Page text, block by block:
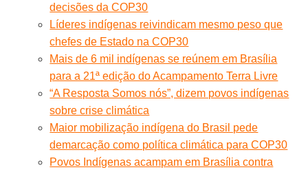
decisões da COP30
Líderes indígenas reivindicam mesmo peso que
chefes de Estado na COP30
Mais de 6 mil indígenas se reúnem em Brasília
para a 21ª edição do Acampamento Terra Livre
“A Resposta Somos nós”, dizem povos indígenas
sobre crise climática
Maior mobilização indígena do Brasil pede
demarcação como política climática para COP30
Povos Indígenas acampam em Brasília contra